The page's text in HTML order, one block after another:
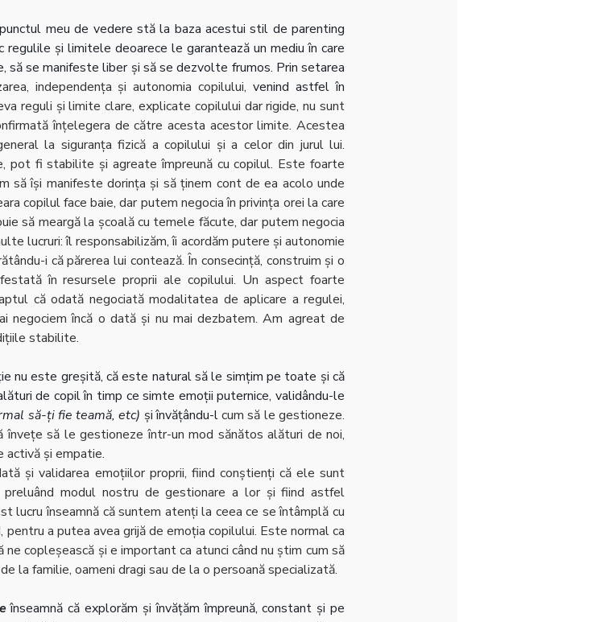
meu de vedere stă la baza acestui stil de parenting
regulile și limitele deoarece le garantează un mediu în care
să se manifeste liber și să se dezvolte frumos. Prin setarea
independența și autonomia copilului, venind astfel în
reguli și limite clare, explicate copilului dar rigide, nu sunt
înțelegera de către acesta acestor limite. Acestea
la siguranța fizică a copilului și a celor din jurul lui.
fi stabilite și agreate împreună cu copilul. Este foarte
să își manifeste dorința și să ținem cont de ea acolo unde
copilul face baie, dar putem negocia în privința orei la care
să meargă la școală cu temele făcute, dar putem negocia
lucruri: îl responsabilizăm, îi acordăm putere și autonomie
i că părerea lui contează. În consecință, construim și o
în resursele proprii ale copilului. Un aspect foarte
că odată negociată modalitatea de aplicare a regulei,
negociem încă o dată și nu mai dezbatem. Am agreat de
stabilite.
nu este greșită, că este natural să le simțim pe toate și că
să-ți fie teamă, etc) și învățându-l cum să le gestioneze.
să le gestioneze într-un mod sănătos alături de noi,
activă și empatie.
și validarea emoțiilor proprii, fiind conștienți că ele sunt
modul nostru de gestionare a lor și fiind astfel
lucru înseamnă că suntem atenți la ceea ce se întâmplă cu
pentru a putea avea grijă de emoția copilului. Este normal ca
copleșească și e important ca atunci când nu știm cum să
la familie, oameni dragi sau de la o persoană specializată.
înseamnă că explorăm și învățăm împreună, constant și pe